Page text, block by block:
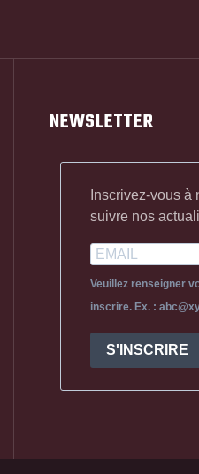
NEWSLETTER
Inscrivez-vous à
suivre nos
Veuillez renseigner
inscrire. Ex. :
S'INSCRIRE